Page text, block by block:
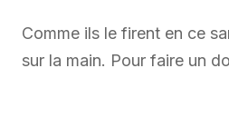
Comme ils le firent en ce
sur la main. Pour faire un